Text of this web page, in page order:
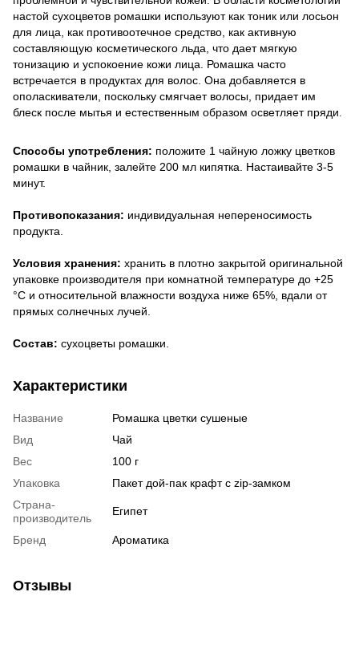
настой сухоцветов ромашки используют как тоник или лосьон
для лица, как противоотечное средство, как активную
составляющую косметического льда, что дает мягкую
тонизацию и успокоение кожи лица. Ромашка часто
встречается в продуктах для волос. Она добавляется в
ополаскиватели, поскольку смягчает волосы, придает им
блеск после мытья и естественным образом осветляет пряди
Способы употребления: положите 1 чайную ложку цветков
ромашки в чайник, залейте 200 мл кипятка. Настаивайте 3-5
минут.
Противопоказания: индивидуальная непереносимость
продукта.
Условия хранения: хранить в плотно закрытой оригинальной
упаковке производителя при комнатной температуре до +25
°С и относительной влажности воздуха ниже 65%, вдали от
прямых солнечных лучей.
Состав: cухоцветы ромашки.
Характеристики
Название
Ромашка цветки сушеные
Вид
Чай
Вес
100 г
Упаковка
Пакет дой-пак крафт с zip-замком
Страна-
производитель
Египет
Бренд Ароматика
Отзывы